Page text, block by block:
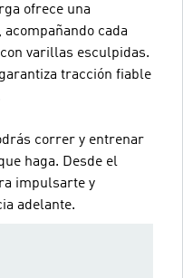
ofrece una
cada
varillas esculpidas.
tracción fiable
correr y entrenar
haga. Desde el
impulsarte y
adelante.